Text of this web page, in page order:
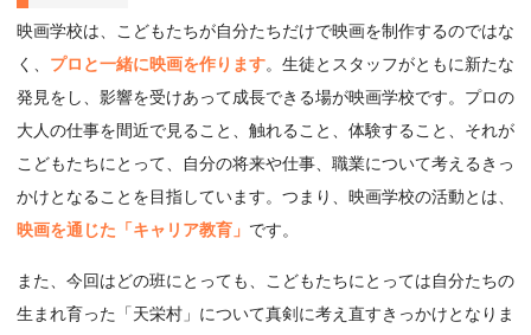
映画学校は、こどもたちが自分たちだけで映画を制作するのではな
く、 プロと一緒に映画を作ります。生徒とスタッフがともに新たな
発見をし、影響を受けあって成長できる場が映画学校です。プロの
大人の仕事を間近で見ること、触れること、体験すること、それが
こどもたちにとって、自分の将来や仕事、職業について考えるきっ
かけとなることを目指しています。つまり、映画学校の活動とは、
映画を通じた「キャリア教育」 です。
また、今回はどの班にとっても、こどもたちにとっては自分たちの
生まれ育った「天栄村」について真剣に考え直すきっかけとなりま